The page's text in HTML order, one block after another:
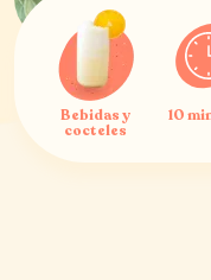
Bebidas y
cocteles
10